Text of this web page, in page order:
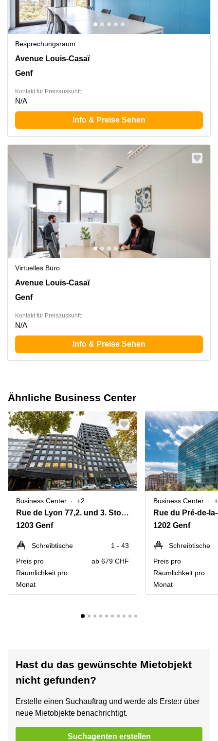
Besprechungsraum
5. und 6. Stock,18, Avenue Louis-Casaï, Genf
Avenue Louis-Casaï
Genf
Kontakt für Preisauskunft:
N/A
Info & Preise Sehen
Virtuelles Büro
5. und 6. Stock,18, Avenue Louis-Casaï, Genf
Avenue Louis-Casaï
Genf
Kontakt für Preisauskunft:
N/A
Info & Preise Sehen
Ähnliche Business Center
Business Center +2
Rue de Lyon 77,2. und 3. Stock
1203 Genf
Schreibtische
1 - 43
Preis pro
Räumlichkeit pro
Monat
ab 679 CHF
Business Center
1202 Genf
Schreibtische
Preis pro
Räumlichkeit pro
Monat
Hast du das gewünschte Mietobjekt
nicht gefunden?
Erstelle einen Suchauftrag und werde als Erste:r über
neue Mietobjekte benachrichtigt.
Suchagenten erstellen